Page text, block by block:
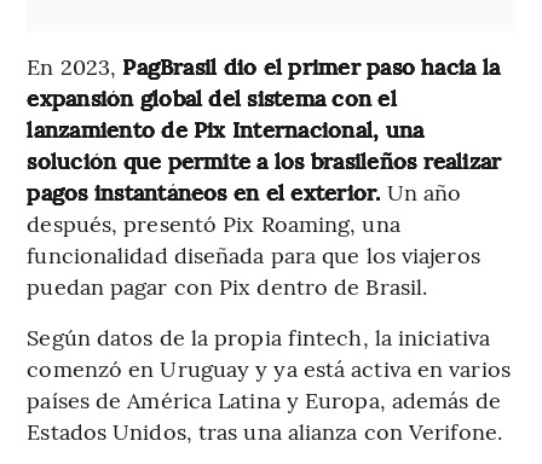
En 2023, PagBrasil dio el primer paso hacia la
expansión global del sistema con el
lanzamiento de Pix Internacional, una
solución que permite a los brasileños realizar
pagos instantáneos en el exterior. Un año
después, presentó Pix Roaming, una
funcionalidad diseñada para que los viajeros
puedan pagar con Pix dentro de Brasil.
Según datos de la propia fintech, la iniciativa
comenzó en Uruguay y ya está activa en varios
países de América Latina y Europa, además de
Estados Unidos, tras una alianza con Verifone.